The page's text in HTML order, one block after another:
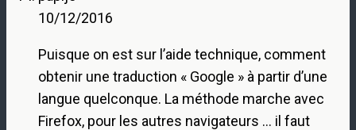
10/12/2016
Puisque on est sur l’aide technique, comment
obtenir une traduction « Google » à partir d’une
langue quelconque. La méthode marche avec
Firefox, pour les autres navigateurs … il faut